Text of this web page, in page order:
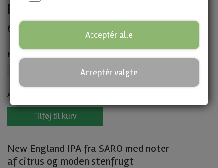
Present - New England IPA fra SARO
60,00 kr.
New England IPA · ABV: 7,5% · Dåse: 44 cl.
Antal
Tilføj til kurv
New England IPA fra SARO med noter
af citrus og moden stenfrugt
Acceptér alle
Acceptér valgte